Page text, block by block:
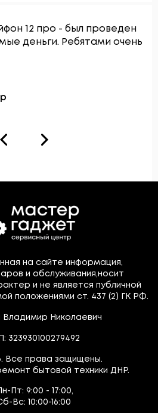
12 про - был проведен
деньги. Ребятами очень
на сайте информация,
и обслуживания,носит
и не является публичной
положениями ст. 437 (2) ГК РФ.
Владимир Николаевич
323930100279492
Все права защищены.
бытовой техники ДНР.
Пт: 9:00 - 17:00,
Вс: 10:00-16:00